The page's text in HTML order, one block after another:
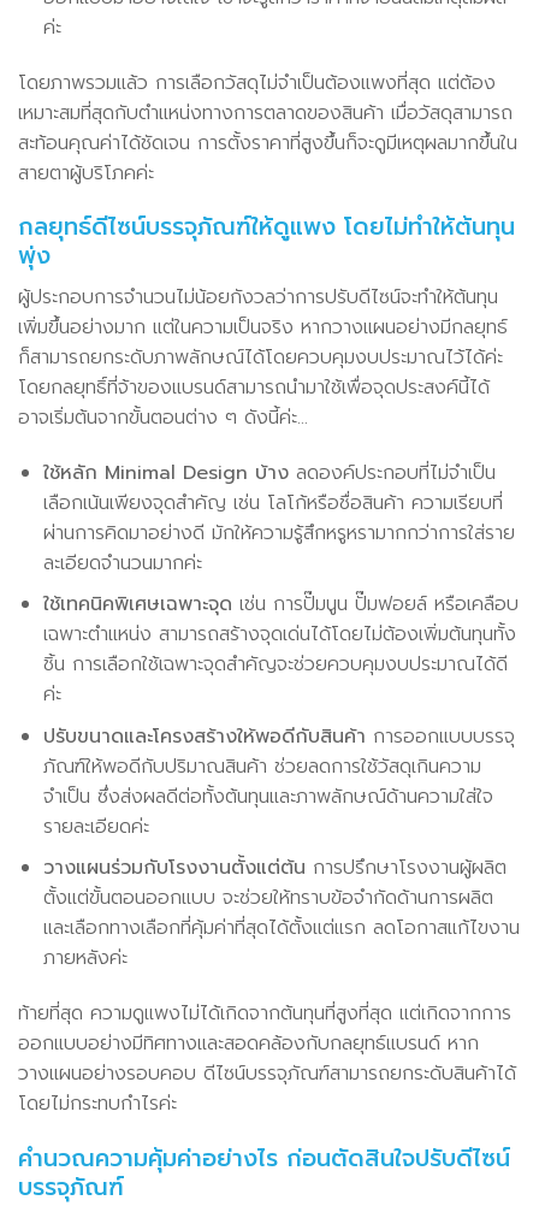
ค่ะ
โดยภาพรวมแล้ว การเลือกวัสดุไม่จำเป็นต้องแพงที่สุด แต่ต้อง
เหมาะสมที่สุดกับตำแหน่งทางการตลาดของสินค้า เมื่อวัสดุสามารถ
สะท้อนคุณค่าได้ชัดเจน การตั้งราคาที่สูงขึ้นก็จะดูมีเหตุผลมากขึ้นใน
สายตาผู้บริโภคค่ะ
กลยุทธ์ดีไซน์บรรจุภัณฑ์ให้ดูแพง โดยไม่ทำให้ต้นทุน
พุ่ง
ผู้ประกอบการจำนวนไม่น้อยกังวลว่าการปรับดีไซน์จะทำให้ต้นทุน
เพิ่มขึ้นอย่างมาก แต่ในความเป็นจริง หากวางแผนอย่างมีกลยุทธ์
ก็สามารถยกระดับภาพลักษณ์ได้โดยควบคุมงบประมาณไว้ได้ค่ะ
โดยกลยุทธิ์ที่จ้าของแบรนด์สามารถนำมาใช้เพื่อจุดประสงค์นี้ได้
อาจเริ่มต้นจากขั้นตอนต่าง ๆ ดังนี้ค่ะ…
ใช้หลัก Minimal Design บ้างลดองค์ประกอบที่ไม่จำเป็น
เลือกเน้นเพียงจุดสำคัญ เช่น โลโก้หรือชื่อสินค้า ความเรียบที่
ผ่านการคิดมาอย่างดี มักให้ความรู้สึกหรูหรามากกว่าการใส่ราย
ละเอียดจำนวนมากค่ะ
ใช้เทคนิคพิเศษเฉพาะจุด เช่น การปั๊มนูน ปั๊มฟอยล์ หรือเคลือบ
เฉพาะตำแหน่ง สามารถสร้างจุดเด่นได้โดยไม่ต้องเพิ่มต้นทุนทั้ง
ชิ้น การเลือกใช้เฉพาะจุดสำคัญจะช่วยควบคุมงบประมาณได้ดี
ค่ะ
ปรับขนาดและโครงสร้างให้พอดีกับสินค้า การออกแบบบรรจุ
ภัณฑ์ให้พอดีกับปริมาณสินค้า ช่วยลดการใช้วัสดุเกินความ
จำเป็น ซึ่งส่งผลดีต่อทั้งต้นทุนและภาพลักษณ์ด้านความใส่ใจ
รายละเอียดค่ะ
วางแผนร่วมกับโรงงานตั้งแต่ต้น การปรึกษาโรงงานผู้ผลิต
ตั้งแต่ขั้นตอนออกแบบ จะช่วยให้ทราบข้อจำกัดด้านการผลิต
และเลือกทางเลือกที่คุ้มค่าที่สุดได้ตั้งแต่แรก ลดโอกาสแก้ไขงาน
ภายหลังค่ะ
ท้ายที่สุด ความดูแพงไม่ได้เกิดจากต้นทุนที่สูงที่สุด แต่เกิดจากการ
ออกแบบอย่างมีทิศทางและสอดคล้องกับกลยุทธ์แบรนด์ หาก
วางแผนอย่างรอบคอบ ดีไซน์บรรจุภัณฑ์สามารถยกระดับสินค้าได้
โดยไม่กระทบกำไรค่ะ
คำนวณความคุ้มค่าอย่างไร ก่อนตัดสินใจปรับดีไซน์
บรรจุภัณฑ์